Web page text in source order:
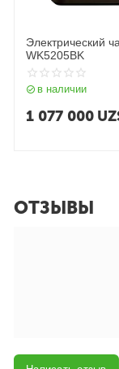
Электрический
WK5205BK
в наличии
1 077 000
ОТЗЫВЫ